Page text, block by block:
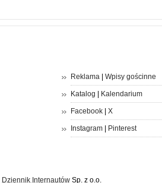
Reklama| Wpisy gościnne
Katalog Kalendarium
Facebook| X
Instagram| Pinterest
Dziennik InternautówSp. z o.o.